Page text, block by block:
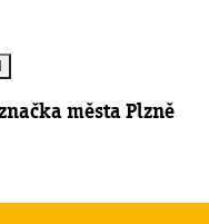
města Plzně